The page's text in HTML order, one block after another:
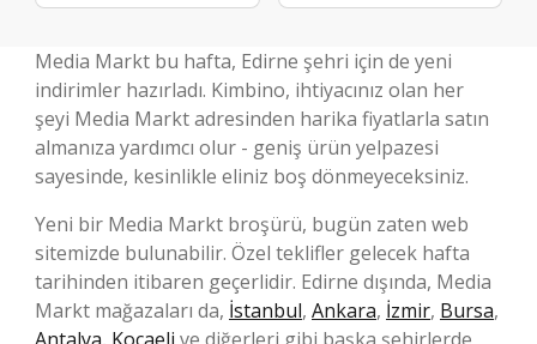
Media Markt bu hafta, Edirne şehri için de yeni
indirimler hazırladı. Kimbino, ihtiyacınız olan her
şeyi Media Markt adresinden harika fiyatlarla satın
almanıza yardımcı olur - geniş ürün yelpazesi
sayesinde, kesinlikle eliniz boş dönmeyeceksiniz.
Yeni bir Media Markt broşürü, bugün zaten web
sitemizde bulunabilir. Özel teklifler gelecek hafta
tarihinden itibaren geçerlidir. Edirne dışında, Media
Markt mağazaları da, İstanbul, Ankara, İzmir, Bursa,